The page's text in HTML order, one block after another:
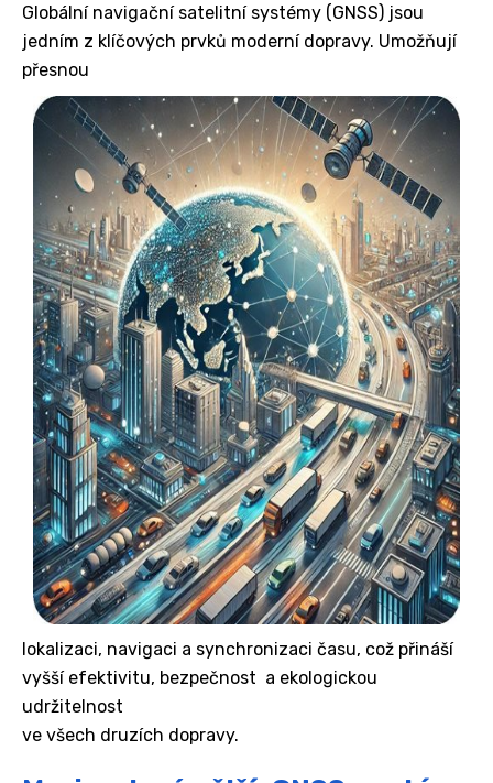
Globální navigační satelitní systémy (GNSS) jsou
jedním z klíčových prvků moderní dopravy. Umožňují
přesnou
lokalizaci, navigaci a synchronizaci času, což přináší
vyšší efektivitu, bezpečnost a ekologickou
udržitelnost
ve všech druzích dopravy.